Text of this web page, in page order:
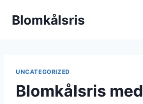
Blomkålsris
UNCATEGORIZED
Blomkålsris med